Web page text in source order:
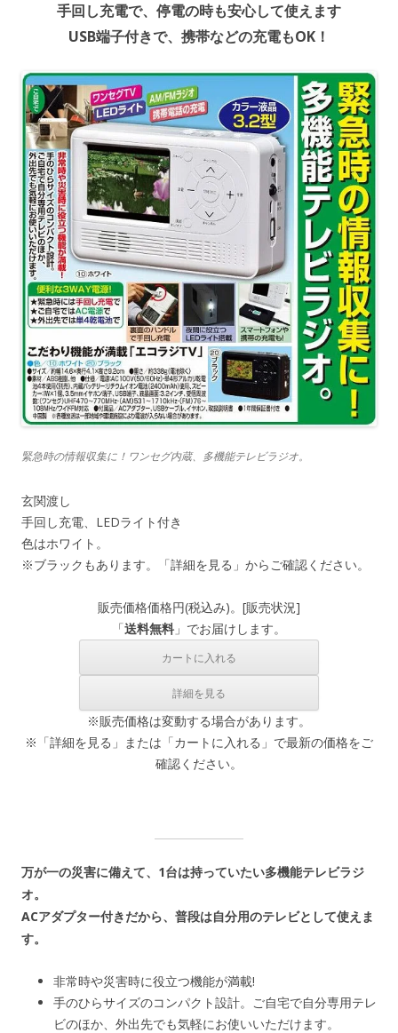
手回し充電で、停電の時も安心して使えます
USB端子付きで、携帯などの充電もOK！
緊急時の情報収集に！ワンセグ内蔵、多機能テレビラジオ。
玄関渡し
手回し充電、LEDライト付き
色はホワイト。
※ブラックもあります。「詳細を見る」からご確認ください。
販売価格価格円(税込み)。[販売状況]
「送料無料 」でお届けします。
※販売価格は変動する場合があります。
※「詳細を見る」または「カートに入れる」で最新の価格をご
確認ください。
万が一の災害に備えて、1台は持っていたい多機能テレビラジ
オ。
ACアダプター付きだから、普段は自分用のテレビとして使えま
す。
非常時や災害時に役立つ機能が満載!
手のひらサイズのコンパクト設計。ご自宅で自分専用テレ
ビのほか、外出先でも気軽にお使いいただけます。